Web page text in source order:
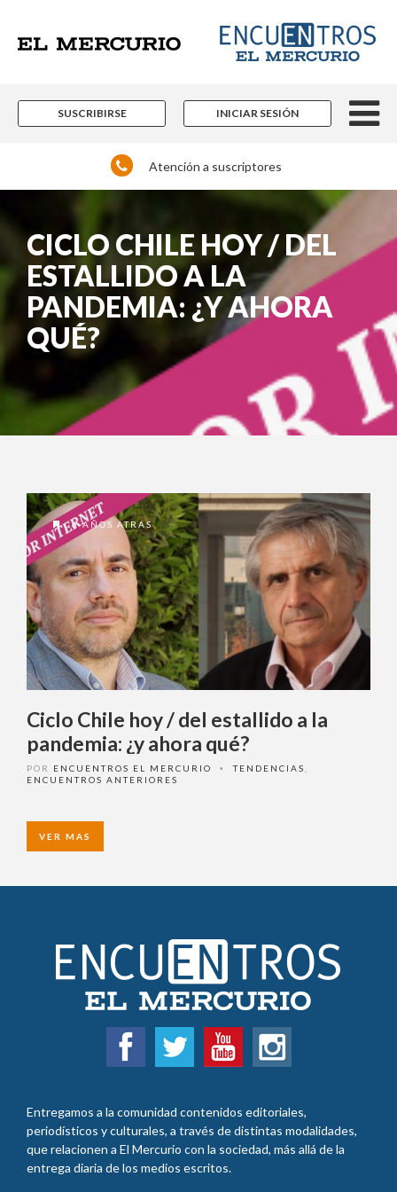
SUSCRIBIRSE INICIAR SESIÓN
Atención a suscriptores
CICLO CHILE HOY / DEL
ESTALLIDO A LA
PANDEMIA: ¿Y AHORA
QUÉ?
6 AÑOS ATRAS
Ciclo Chile hoy / del estallido a la
pandemia: ¿y ahora qué?
POR ENCUENTROS EL MERCURIO • TENDENCIAS
ENCUENTROS ANTERIORES
VER MAS
Entregamos a la comunidad contenidos editoriales,
periodísticos y culturales, a través de distintas modalidades,
que relacionen a El Mercurio con la sociedad, más allá de la
entrega diaria de los medios escritos.